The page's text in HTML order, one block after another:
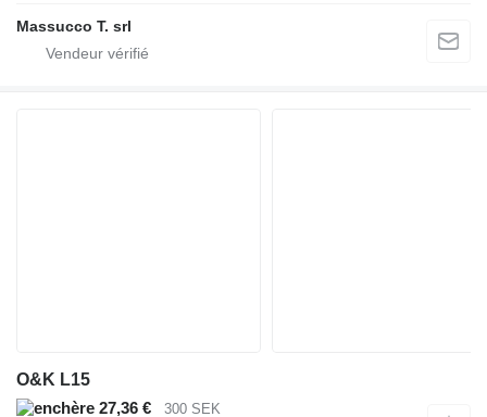
Massucco T. srl
O&K L15
27,36 €
300 SEK